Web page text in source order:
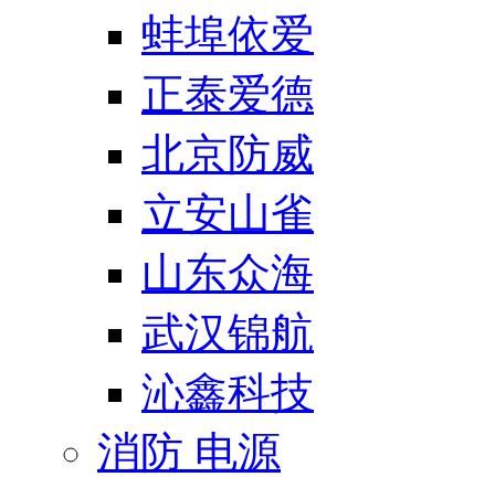
蚌埠依爱
正泰爱德
北京防威
立安山雀
山东众海
武汉锦航
沁鑫科技
消防 电源